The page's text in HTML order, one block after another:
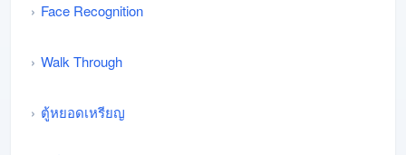
Face Recognition
Walk Through
ตู้หยอดเหรียญ